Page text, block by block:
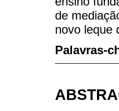
de
novo leque
Palavras-